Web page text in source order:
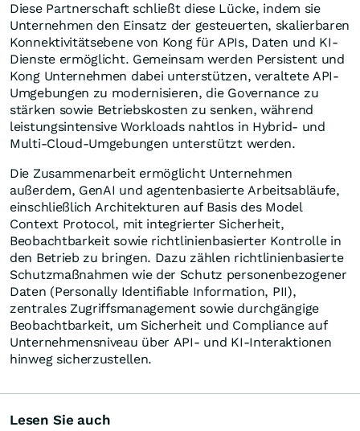
Diese Partnerschaft schließt diese Lücke, indem sie
Unternehmen den Einsatz der gesteuerten, skalierbaren
Konnektivitätsebene von Kong für APIs, Daten und KI-
Dienste ermöglicht. Gemeinsam werden Persistent und
Kong Unternehmen dabei unterstützen, veraltete API-
Umgebungen zu modernisieren, die Governance zu
stärken sowie Betriebskosten zu senken, während
leistungsintensive Workloads nahtlos in Hybrid- und
Multi-Cloud-Umgebungen unterstützt werden.
Die Zusammenarbeit ermöglicht Unternehmen
außerdem, GenAI und agentenbasierte Arbeitsabläufe,
einschließlich Architekturen auf Basis des Model
Context Protocol, mit integrierter Sicherheit,
Beobachtbarkeit sowie richtlinienbasierter Kontrolle in
den Betrieb zu bringen. Dazu zählen richtlinienbasierte
Schutzmaßnahmen wie der Schutz personenbezogener
Daten (Personally Identifiable Information, PII),
zentrales Zugriffsmanagement sowie durchgängige
Beobachtbarkeit, um Sicherheit und Compliance auf
Unternehmensniveau über API- und KI-Interaktionen
hinweg sicherzustellen.
Lesen Sie auch